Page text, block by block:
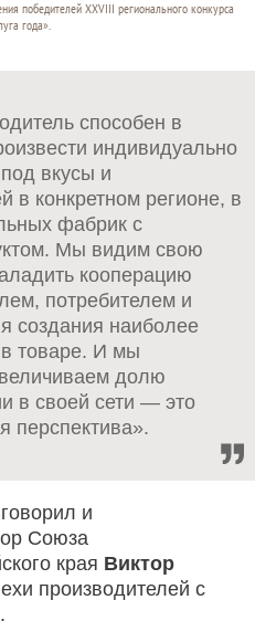
победителей XXVIII регионального конкурса
года».
способен в
индивидуально
вкусы и
в конкретном регионе, в
фабрик с
Мы видим свою
кооперацию
потребителем и
создания наиболее
товаре. И мы
долю
в своей сети — это
перспектива».
и
Союза
края Виктор
производителей с